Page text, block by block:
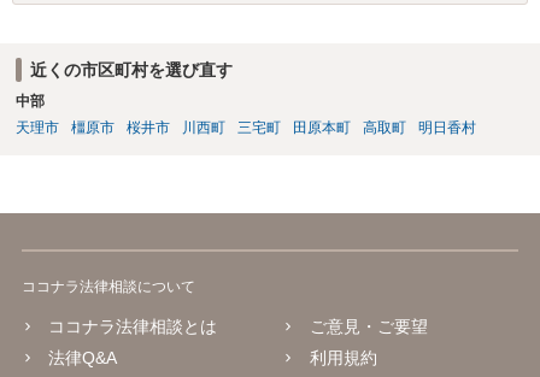
近くの市区町村を選び直す
中部
天理市
橿原市 桜井市 川西町 三宅町 田原本町 高取町 明日香村
ココナラ法律相談について
ココナラ法律相談とは
法律Q&A
ご意見・ご要望
利用規約